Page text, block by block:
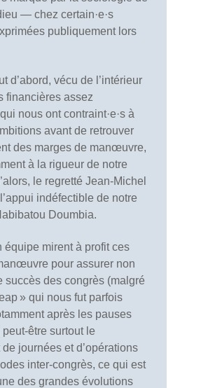
— chez certain·e·s
publiquement lors
d’abord, vécu de l’intérieur
financières assez
nous ont contraint·e·s à
avant de retrouver
des marges de manœuvre,
à la rigueur de notre
le regretté Jean-Michel
indéfectible de notre
Doumbia.
équipe mirent à profit ces
pour assurer non
succès des congrès (malgré
» qui nous fut parfois
après les pauses
être surtout le
journées et d’opérations
inter-congrès, ce qui est
des grandes évolutions